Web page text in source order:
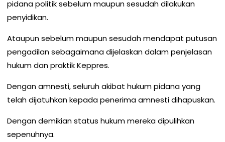
pidana politik sebelum maupun sesudah dilakukan
penyidikan.
Ataupun sebelum maupun sesudah mendapat putusan
pengadilan sebagaimana dijelaskan dalam penjelasan
hukum dan praktik Keppres.
Dengan amnesti, seluruh akibat hukum pidana yang
telah dijatuhkan kepada penerima amnesti dihapuskan.
Dengan demikian status hukum mereka dipulihkan
sepenuhnya.